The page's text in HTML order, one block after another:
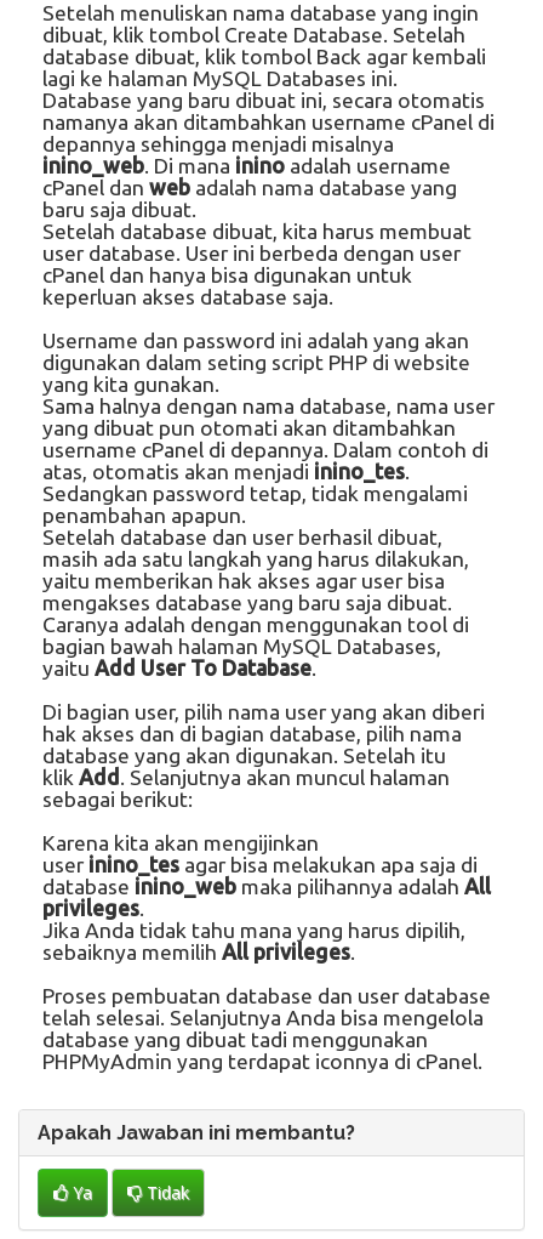
Setelah menuliskan nama database yang ingin
dibuat, klik tombol Create Database. Setelah
database dibuat, klik tombol Back agar kembali
lagi ke halaman MySQL Databases ini.
Database yang baru dibuat ini, secara otomatis
namanya akan ditambahkan username cPanel di
depannya sehingga menjadi misalnya
inino_web. Di mana inino adalah username
cPanel dan web adalah nama database yang
baru saja dibuat.
Setelah database dibuat, kita harus membuat
user database. User ini berbeda dengan user
cPanel dan hanya bisa digunakan untuk
keperluan akses database saja.
Username dan password ini adalah yang akan
digunakan dalam seting script PHP di website
yang kita gunakan.
Sama halnya dengan nama database, nama user
yang dibuat pun otomati akan ditambahkan
username cPanel di depannya. Dalam contoh di
atas, otomatis akan menjadi inino_tes.
Sedangkan password tetap, tidak mengalami
penambahan apapun.
Setelah database dan user berhasil dibuat,
masih ada satu langkah yang harus dilakukan,
yaitu memberikan hak akses agar user bisa
mengakses database yang baru saja dibuat.
Caranya adalah dengan menggunakan tool di
bagian bawah halaman MySQL Databases,
yaitu Add User To Database.
Di bagian user, pilih nama user yang akan diberi
hak akses dan di bagian database, pilih nama
database yang akan digunakan. Setelah itu
klik Add . Selanjutnya akan muncul halaman
sebagai berikut:
Karena kita akan mengijinkan
user inino_tes agar bisa melakukan apa saja di
database inino_web maka pilihannya adalah All
privileges.
Jika Anda tidak tahu mana yang harus dipilih,
sebaiknya memilih All privileges.
Proses pembuatan database dan user database
telah selesai. Selanjutnya Anda bisa mengelola
database yang dibuat tadi menggunakan
PHPMyAdmin yang terdapat iconnya di cPanel.
Apakah Jawaban ini membantu?
Ya Tidak